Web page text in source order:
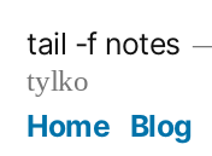
content
tail -f notes
tylko
Home Blog